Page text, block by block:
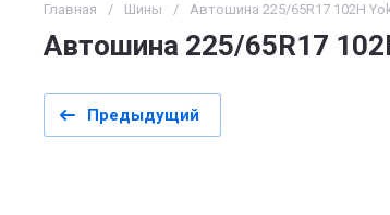
Главная / Шины / Автошина 225/65R17 102H
Автошина 225/65R17
Предыдущий